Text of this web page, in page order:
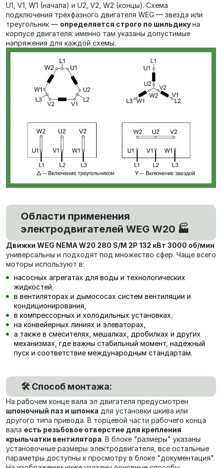
U1, V1, W1 (начала) и U2, V2, W2 (концы). Схема
подключения трёхфазного двигателя WEG — звезда или
треугольник — определяется строго по шильдикуна
корпусе двигателя: именно там указаны допустимые
напряжения для каждой схемы.
Области применения
электродвигателей WEG W20 🏭
Движки WEG NEMA W20 280 S/M 2P 132 кВт 3000 об/мин
универсальны и подходят под множество сфер. Чаще всего
моторы используют в:
насосных агрегатах для воды и технологических
жидкостей
в вентиляторах и дымососах систем вентиляции и
кондиционирования,
в компрессорных и холодильных установках
на конвейерных линиях и элеваторах,
а также в смесителях, мешалках, дробилках и других
механизмах, где важны стабильный момент, надёжный
пуск и соответствие международным стандартам.
🛠️ Способ монтажа:
На рабочем конце вала эл двигателя предусмотрен
шпоночный паз и шпонка для установки шкива или
другого типа привода. В торцевой части рабочего конца
вала есть резьбовое отверстие для крепления
крыльчатки вентилятора. В блоке "размеры" указаны
установочные размеры электродвигателя, все остальные
параметры доступны к просмотру в блоке "документация".